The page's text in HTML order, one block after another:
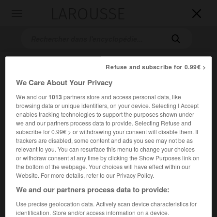


Accueil> Encyclopédie [peinture]>Francisco Comontes
FranciscoComontes
Cet article est extrait de l'ouvrage Larousse « Dictionnaire
de la peinture ».
Peintre espagnol ( ?-Tolède 1565).
Refuse and subscribe for 0.99€ >
We Care About Your Privacy
We and our1013partners store and access personal data, like
browsing data or unique identifiers, on your device. Selecting I Accept
enables tracking technologies to support the purposes shown under
we and our partners process data to provide. Selecting Refuse and
subscribe for 0.99€ > or withdrawing your consent will disable them. If
trackers are disabled, some content and ads you see may not be as
relevant to you. You can resurface this menu to change your choices
or withdraw consent at any time by clicking the Show Purposes link on
the bottom of the webpage. Your choices will have effect within our
Website. For more details, refer to our Privacy Policy.
We and our partners process data to provide:
Use precise geolocation data. Actively scan device characteristics for
identification. Store and/or access information on a device.